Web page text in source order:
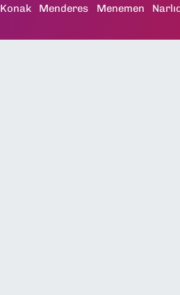
Konak
Menderes Menemen